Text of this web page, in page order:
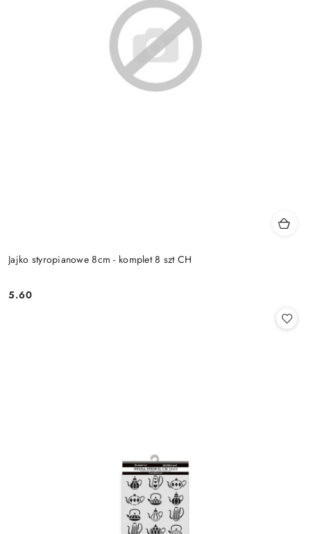
Jajko styropianowe 8cm - komplet 8 szt CH
Cena:
5.60